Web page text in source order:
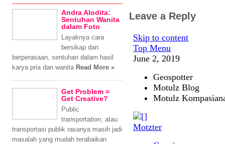
Leave a Reply
Andra Alodita:
Sentuhan Wanita
dalam Foto
Layaknya cara
bersikap dan
berperasaan, sentuhan dalam hasil
karya pria dan wanita Read More »
Get Problem =
Get Creative?
Public
transportation, atau
transportasi publik rasanya masih jadi
masalah yang mudah terabaikan